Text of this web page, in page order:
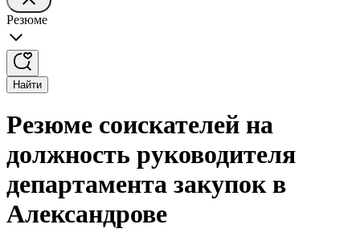
Резюме
Найти
Резюме соискателей на
должность руководителя
департамента закупок в
Александрове